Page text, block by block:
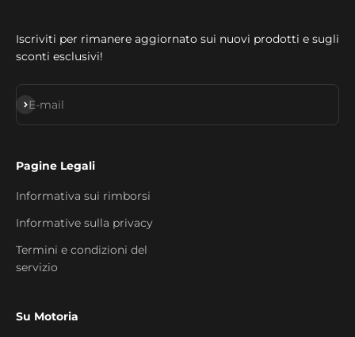
Iscriviti per rimanere aggiornato sui nuovi prodotti e sugli
sconti esclusivi!
E-mail
Iscriviti alla newsletter
Pagine Legali
Informativa sui rimborsi
Informative sulla privacy
Termini e condizioni del
servizio
Su Motoria